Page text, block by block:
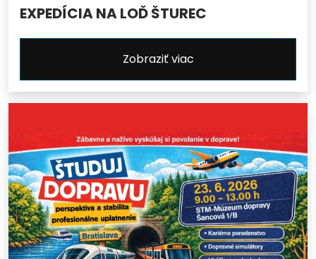
EXPEDÍCIA NA LOĎ ŠTUREC
Zobraziť viac